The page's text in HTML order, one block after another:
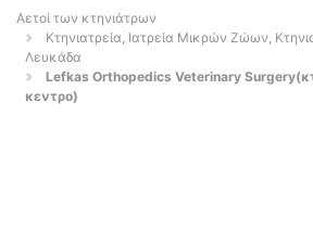
Αετοί των κτηνιάτρων
Κτηνιατρεία, Ιατρεία Μικρών Ζώων,
Λευκάδα
Lefkas Orthopedics Veterinary
κεντρο)